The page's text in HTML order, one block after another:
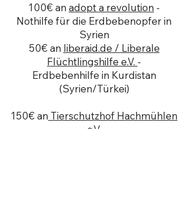
100€ an adopt a revolution -
Nothilfe für die Erdbebenopfer in
Syrien
50€ an liberaid.de / Liberale
Flüchtlingshilfe e.V. -
Erdbebenhilfe in Kurdistan
(Syrien/Türkei)
150€ an Tierschutzhof Hachmühlen
e.V.